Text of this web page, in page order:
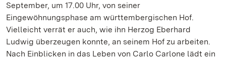
September, um 17.00 Uhr, von seiner
Eingewöhnungsphase am württembergischen Hof.
Vielleicht verrät er auch, wie ihn Herzog Eberhard
Ludwig überzeugen konnte, an seinem Hof zu arbeiten.
Nach Einblicken in das Leben von Carlo Carlone lädt ein